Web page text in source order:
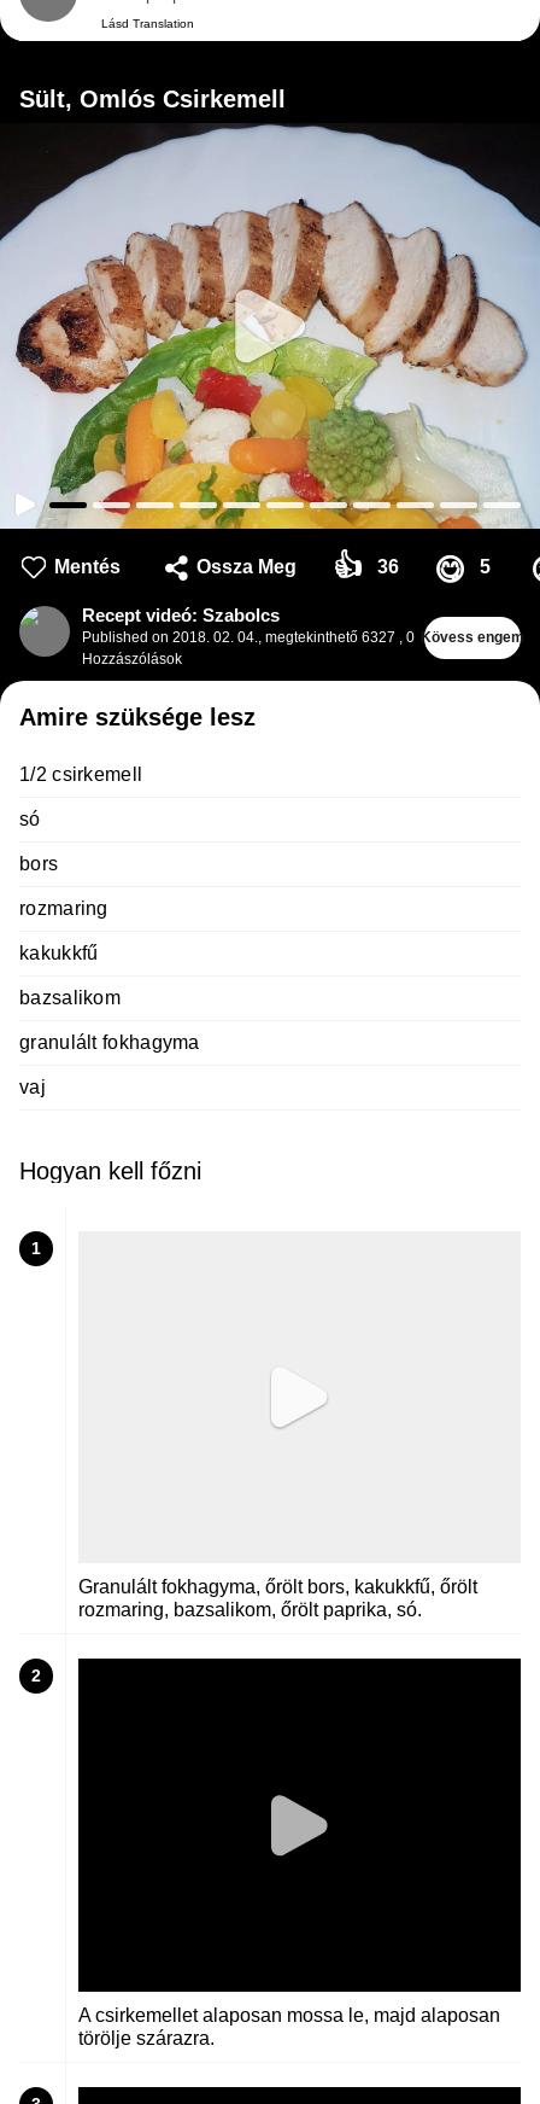
Lásd Translation
Sült, Omlós Csirkemell
Mentés Ossza Meg 👍 36 😋 5
Recept videó: Szabolcs
Published on 2018. 02. 04., megtekinthető 6327 , 0
Hozzászólások
Kövess engem
Amire szüksége lesz
1/2 csirkemell
só
bors
rozmaring
kakukkfű
bazsalikom
granulált fokhagyma
vaj
Hogyan kell főzni
1
Granulált fokhagyma, őrölt bors, kakukkfű, őrölt
rozmaring, bazsalikom, őrölt paprika, só.
2
A csirkemellet alaposan mossa le, majd alaposan
törölje szárazra.